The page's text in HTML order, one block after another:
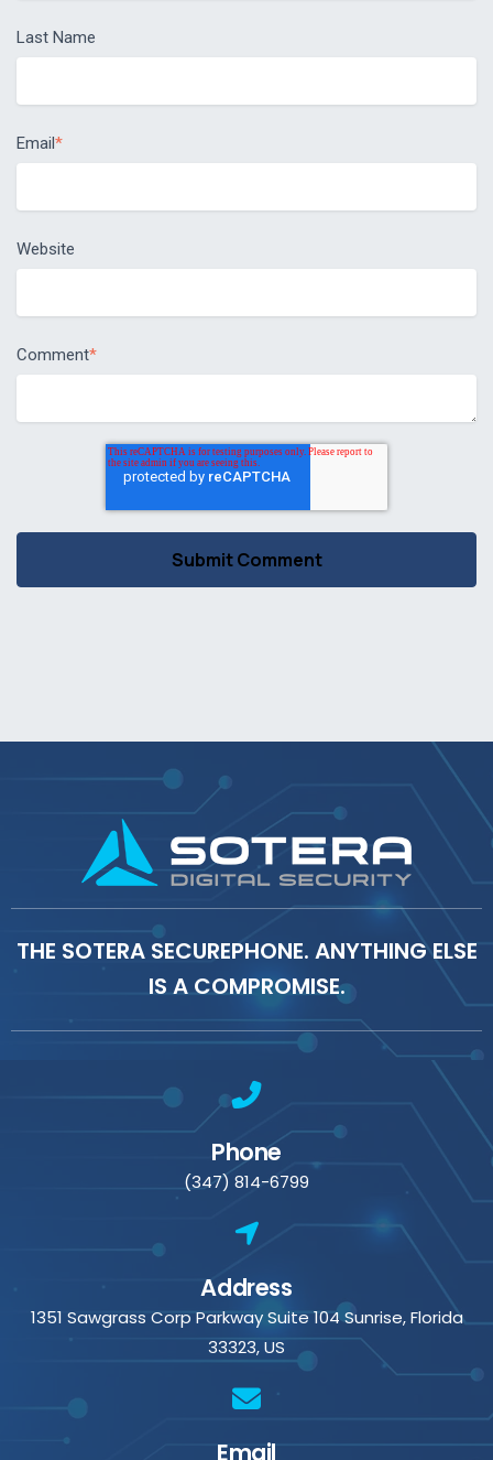
Last Name
Email*
Website
Comment*
THE SOTERA SECUREPHONE. ANYTHING ELSE
IS A COMPROMISE.
Phone
(347) 814-6799
Address
1351 Sawgrass Corp Parkway Suite 104 Sunrise, Florida
33323, US
Email